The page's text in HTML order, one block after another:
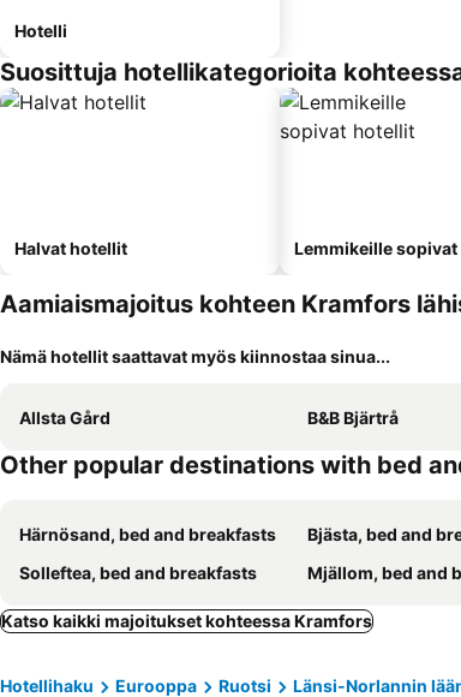
Hotelli
Suosittuja hotellikategorioita
Halvat hotellit Lemmikeille
Aamiaismajoitus kohteen Kramfors
Nämä hotellit saattavat myös kiinnostaa sinua...
Allsta Gård B&B Bjärtrå
Other popular destinations with bed
Härnösand, bed and breakfasts Bjästa, bed and
Solleftea, bed and breakfasts
Mjällom, bed and
Katso kaikki majoitukset kohteessa Kramfors
Hotellihaku Eurooppa Ruotsi Länsi-Norlannin